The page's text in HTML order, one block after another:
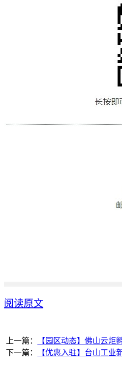
阅读原文
上一篇：
【园区动态】佛山云炬
下一篇：
【优惠入驻】台山工